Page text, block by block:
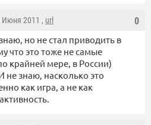
0
Июня 2011 , url
но не стал приводить в
что это тоже не самые
крайней мере, в России)
не знаю, насколько это
как игра, а не как